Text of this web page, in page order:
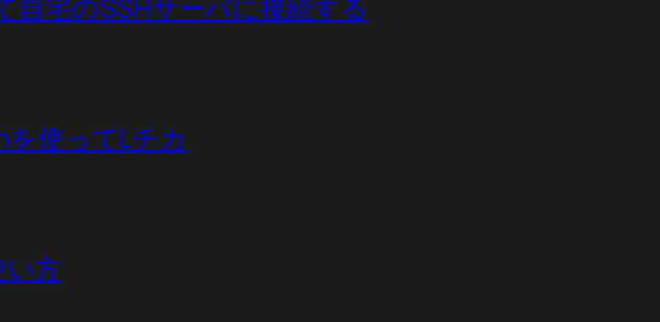
自宅のSSHサーバに接続する
使ってLチカ
い方